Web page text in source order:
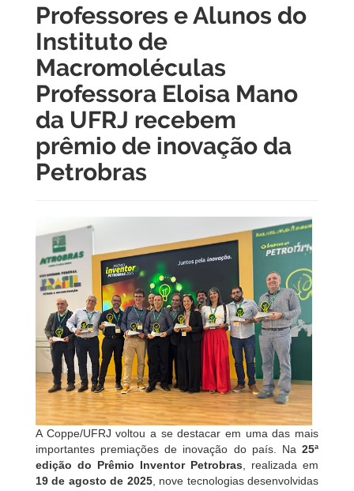
Professores e Alunos do
Instituto de
Macromoléculas
Professora Eloisa Mano
da UFRJ recebem
prêmio de inovação da
Petrobras
A Coppe/UFRJ voltou a se destacar em uma das mais
importantes premiações de inovação do país. Na 25ª
edição do Prêmio Inventor Petrobras , realizada em
19 de agosto de 2025, nove tecnologias desenvolvidas